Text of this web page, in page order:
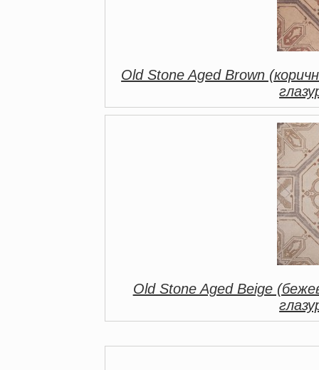
Old Stone Aged Brown
Old Stone Aged Beige